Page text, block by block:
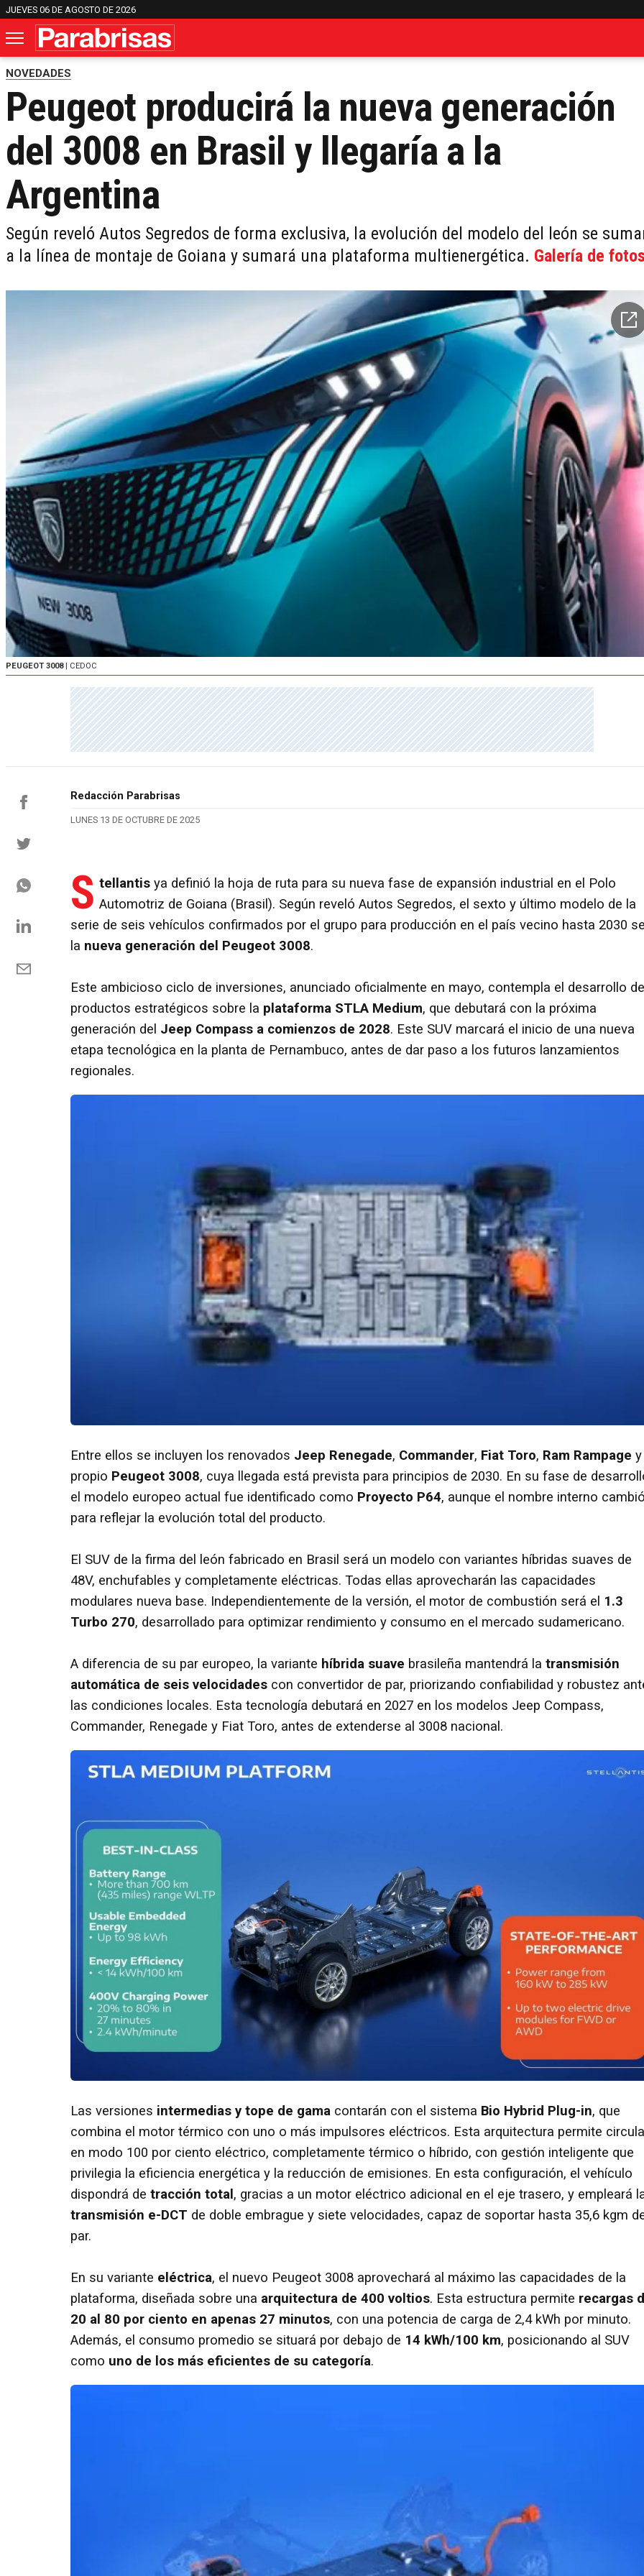
JUEVES 06 DE AGOSTO DE 2026
NOVEDADES
Peugeot producirá la nueva generación
del 3008 en Brasil y llegaría a la
Argentina
Según reveló Autos Segredos de forma exclusiva, la evolución del modelo del león se
a la línea de montaje de Goiana y sumará una plataforma multienergética. Galería de
PEUGEOT 3008| CEDOC
Redacción Parabrisas
LUNES 13 DE OCTUBRE DE 2025
S tellantis ya definió la hoja de ruta para su nueva fase de expansión industrial en el Polo
Automotriz de Goiana (Brasil). Según reveló Autos Segredos, el sexto y último modelo de la
serie de seis vehículos confirmados por el grupo para producción en el país vecino hasta 2030
la nueva generación del Peugeot 3008.
Este ambicioso ciclo de inversiones, anunciado oficialmente en mayo, contempla el desarrollo de
productos estratégicos sobre la plataforma STLA Medium, que debutará con la próxima
generación del Jeep Compass a comienzos de 2028. Este SUV marcará el inicio de una nueva
etapa tecnológica en la planta de Pernambuco, antes de dar paso a los futuros lanzamientos
regionales.
Entre ellos se incluyen los renovados Jeep Renegade, Commander, Fiat Toro, Ram Rampage
propio Peugeot 3008, cuya llegada está prevista para principios de 2030. En su fase de
el modelo europeo actual fue identificado como Proyecto P64, aunque el nombre interno
para reflejar la evolución total del producto.
El SUV de la firma del león fabricado en Brasil será un modelo con variantes híbridas suaves de
48V, enchufables y completamente eléctricas. Todas ellas aprovecharán las capacidades
modulares nueva base. Independientemente de la versión, el motor de combustión será el 1.3
Turbo 270, desarrollado para optimizar rendimiento y consumo en el mercado sudamericano.
A diferencia de su par europeo, la variante híbrida suave brasileña mantendrá la transmisión
automática de seis velocidades con convertidor de par, priorizando confiabilidad y robustez
las condiciones locales. Esta tecnología debutará en 2027 en los modelos Jeep Compass,
Commander, Renegade y Fiat Toro, antes de extenderse al 3008 nacional.
Las versiones intermedias y tope de gama contarán con el sistema Bio Hybrid Plug-in, que
combina el motor térmico con uno o más impulsores eléctricos. Esta arquitectura permite
en modo 100 por ciento eléctrico, completamente térmico o híbrido, con gestión inteligente que
privilegia la eficiencia energética y la reducción de emisiones. En esta configuración, el vehículo
dispondrá de tracción total, gracias a un motor eléctrico adicional en el eje trasero, y empleará
transmisión e-DCT de doble embrague y siete velocidades, capaz de soportar hasta 35,6 kgm
par.
En su variante eléctrica, el nuevo Peugeot 3008 aprovechará al máximo las capacidades de la
plataforma, diseñada sobre una arquitectura de 400 voltios. Esta estructura permite recargas
20 al 80 por ciento en apenas 27 minutos, con una potencia de carga de 2,4 kWh por minuto.
Además, el consumo promedio se situará por debajo de 14 kWh/100 km, posicionando al SUV
como uno de los más eficientes de su categoría.